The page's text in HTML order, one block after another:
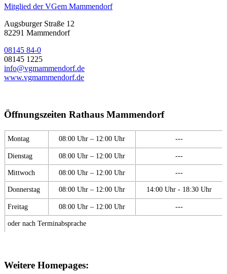
Mitglied der VGem Mammendorf
Augsburger Straße 12
82291 Mammendorf
08145 84-0
08145 1225
info@vgmammendorf.de
www.vgmammendorf.de
Öffnungszeiten Rathaus Mammendorf
Montag 08:00 Uhr – 12:00 Uhr ---
Dienstag 08:00 Uhr – 12:00 Uhr ---
Mittwoch 08:00 Uhr – 12:00 Uhr ---
Donnerstag 08:00 Uhr – 12:00 Uhr 14:00 Uhr - 18:30 Uhr
Freitag 08:00 Uhr – 12:00 Uhr ---
oder nach Terminabsprache
Weitere Homepages: